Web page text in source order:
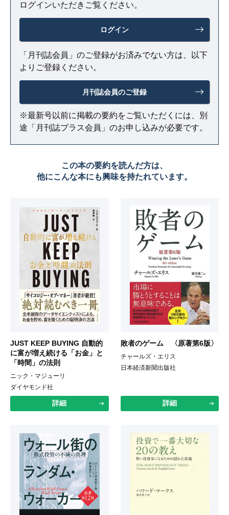
ログインいただきご覧ください。
ログイン
「月刊誌会員」のご登録がお済みでない方は、以下
よりご登録ください。
月刊誌会員のご登録
※最新号以前に掲載の要約をご覧いただくには、別
途「月刊誌プラス会員」のお申し込みが必要です。
この本の要約を読んだ方は、
他にこんな本にも興味を持たれています。
JUST KEEP BUYING 自動的
に富が増え続ける「お金」と
「時間」の法則
ニック・マジューリ
ダイヤモンド社
詳細
敗者のゲーム 〈原著第6版〉
チャールズ・エリス
日本経済新聞出版社
詳細